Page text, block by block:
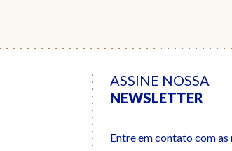
ASSINE NOSSA
NEWSLETTER
Entre em contato com